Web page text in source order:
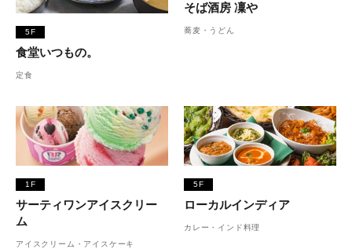
5F
食堂いつもの。
定食
そば酒房 凜や
蕎麦・うどん
1F
サーティワンアイスクリー
ム
アイスクリーム・アイスケーキ
5F
ローカルインディア
カレー・インド料理